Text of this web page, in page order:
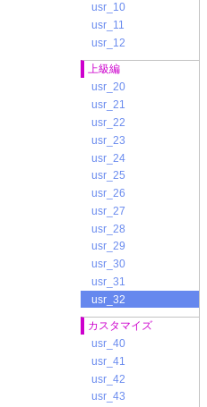
usr_10
usr_11
usr_12
上級編
usr_20
usr_21
usr_22
usr_23
usr_24
usr_25
usr_26
usr_27
usr_28
usr_29
usr_30
usr_31
usr_32
カスタマイズ
usr_40
usr_41
usr_42
usr_43